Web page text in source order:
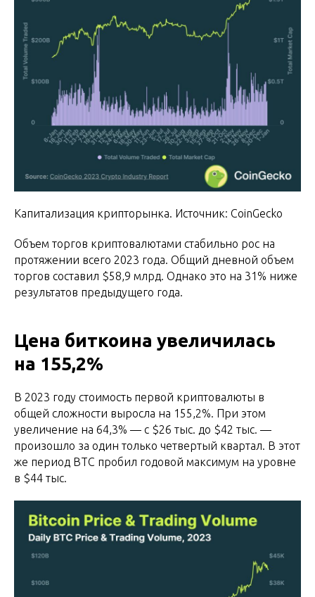
Капитализация крипторынка. Источник: CoinGecko
Объем торгов криптовалютами стабильно рос на
протяжении всего 2023 года. Общий дневной объем
торгов составил $58,9 млрд. Однако это на 31% ниже
результатов предыдущего года.
Цена биткоина увеличилась
на 155,2%
В 2023 году стоимость первой криптовалюты в
общей сложности выросла на 155,2%. При этом
увеличение на 64,3% — с $26 тыс. до $42 тыс. —
произошло за один только четвертый квартал. В этот
же период BTC пробил годовой максимум на уровне
в $44 тыс.